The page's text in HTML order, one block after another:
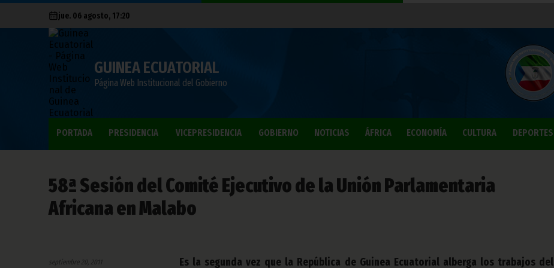
jue. 06 agosto, 17:20
GUINEA ECUATORIAL
Página Web Institucional del Gobierno
PORTADA PRESIDENCIA VICEPRESIDENCIA GOBIERNO NOTICIAS ÁFRICA ECONOMÍA CULTURA DEPORTES
58ª Sesión del Comité Ejecutivo de la Unión Parlamentaria
Africana en Malabo
septiembre 20, 2011
Es la segunda vez que la República de Guinea Ecuatorial alberga los trabajos del